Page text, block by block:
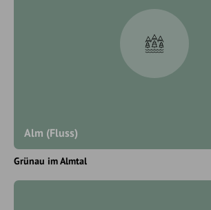
Alm (Fluss)
Grünau im Almtal